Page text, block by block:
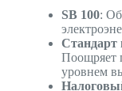
SB 100:
Стандарт
Поощряет
уровнем